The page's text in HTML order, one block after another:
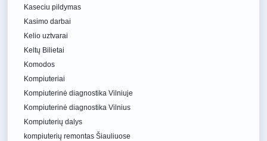
Kaseciu pildymas
Kasimo darbai
Kelio uztvarai
Keltų Bilietai
Komodos
Kompiuteriai
Kompiuterinė diagnostika Vilniuje
Kompiuterinė diagnostika Vilnius
Kompiuterių dalys
kompiuterių remontas Šiauliuose